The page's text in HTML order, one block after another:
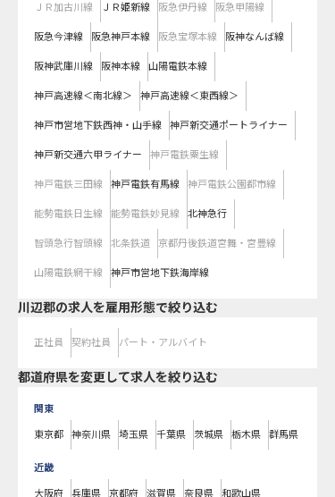
ＪＲ加古川線 ＪＲ姫新線 阪急伊丹線 阪急甲陽線
阪急今津線 阪急神戸本線 阪急宝塚本線 阪神なんば線
阪神武庫川線 阪神本線 山陽電鉄本線
神戸高速線＜南北線＞ 神戸高速線＜東西線＞
神戸市営地下鉄西神・山手線 神戸新交通ポートライナー
神戸新交通六甲ライナー 神戸電鉄粟生線
神戸電鉄三田線 神戸電鉄有馬線 神戸電鉄公園都市線
能勢電鉄日生線 能勢電鉄妙見線 北神急行
智頭急行智頭線 北条鉄道 京都丹後鉄道宮舞・宮豊線
山陽電鉄網干線 神戸市営地下鉄海岸線
川辺郡の求人を雇用形態で絞り込む
正社員 契約社員 パート・アルバイト
都道府県を変更して求人を絞り込む
関東
東京都 神奈川県 埼玉県 千葉県 茨城県 栃木県 群馬県
近畿
大阪府 兵庫県 京都府 滋賀県 奈良県 和歌山県